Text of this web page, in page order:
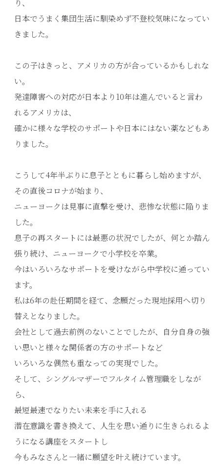
り、
日本でうまく集団生活に馴染めず不登校気味になってい
きました。
この子はきっと、アメリカの方が合っているかもしれな
い。
発達障害への対応が日本より10年は進んでいると言わ
れるアメリカは、
確かに様々な学校のサポートや日本にはない薬などもあ
りました。
こうして4年半ぶりに息子とともに暮らし始めますが、
その直後コロナが始まり、
ニューヨークは見事に直撃を受け、悲惨な状態に陥りま
した。
息子の再スタートには最悪の状況でしたが、何とか踏ん
張り続け、ニューヨークで小学校を卒業。
今はいろいろなサポートを受けながら中学校に通ってい
ます。
私は6年の赴任期間を経て、念願だった現地採用へ切り
替えとなりました。
会社として過去前例のないことでしたが、自分自身の強
い思いと様々な関係者の方のサポートなど
いろいろな偶然も重なっての実現でした。
そして、シングルマザーでフルタイム管理職をしなが
ら、
最短最速でなりたい未来を手に入れる
潜在意識を書き換えて、人生を思い通りに生きられるよ
うになる講座をスタートし
今もみなさんと一緒に願望を叶え続けています。